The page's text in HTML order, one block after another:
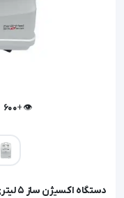
👁️ +
600